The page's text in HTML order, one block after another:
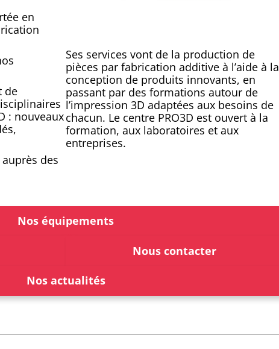
en
de
: nouveaux
des
Ses services vont de la production de
pièces par fabrication additive à l’aide à la
conception de produits innovants, en
passant par des formations autour de
l’impression 3D adaptées aux besoins de
chacun. Le centre PRO3D est ouvert à la
formation, aux laboratoires et aux
entreprises.
Nos équipements
Nous contacter
Nos actualités